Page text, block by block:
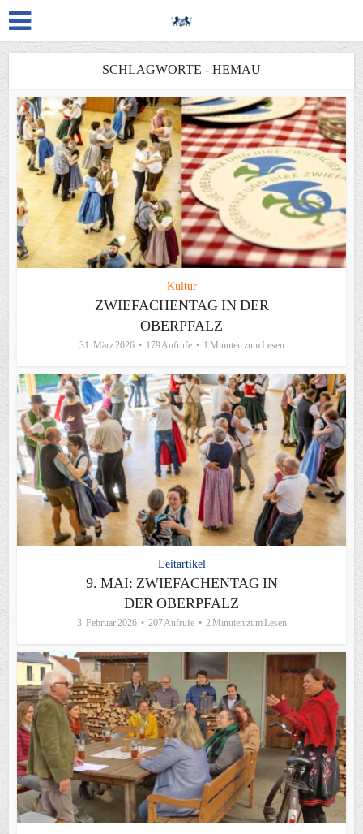
SCHLAGWORTE - HEMAU
Kultur
ZWIEFACHENTAG IN DER
OBERPFALZ
31. März 2026 179 Aufrufe 1 Minuten zum Lesen
Leitartikel
9. MAI: ZWIEFACHENTAG IN
DER OBERPFALZ
3. Februar 2026 207 Aufrufe 2 Minuten zum Lesen